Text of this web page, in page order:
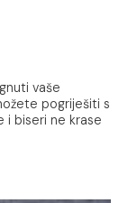
vaše
pogriješiti s
i biseri ne krase